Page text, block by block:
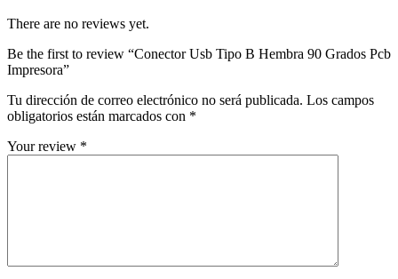
There are no reviews yet.
Be the first to review “Conector Usb Tipo B Hembra 90 Grados Pcb
Impresora”
Tu dirección de correo electrónico no será publicada. Los campos
obligatorios están marcados con *
Your review *